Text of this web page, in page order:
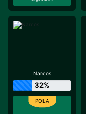
Narcos
32%